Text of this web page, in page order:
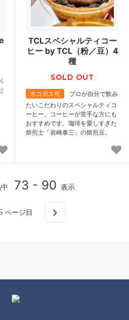
TCLスペシャルティコー
ヒー by TCL（粉／豆）4
種
SOLD OUT
ネコポス可
プロが自分で飲み
たいこだわりのスペシャルティコ
ーヒー。コーヒーが苦手な方にも
おすすめです。珈琲を愛しすぎた
焙煎士「岩崎泰三」の焙煎豆。
73 - 90 表示
ページ目